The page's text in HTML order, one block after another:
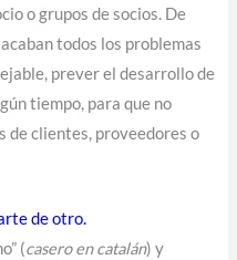
o grupos de socios. De
todos los problemas
prever el desarrollo de
tiempo, para que no
de clientes, proveedores o
de otro.
(casero en catalán) y